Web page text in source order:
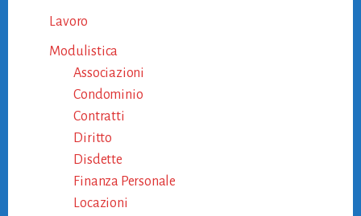
Lavoro
Modulistica
Associazioni
Condominio
Contratti
Diritto
Disdette
Finanza Personale
Locazioni